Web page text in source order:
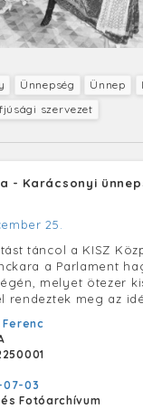
Ünnepség Ünnep
szervezet
- Karácsonyi
25.
táncol a KISZ
a Parlament
melyet ötezer
rendeztek meg az
07-03
Fotóarchívum